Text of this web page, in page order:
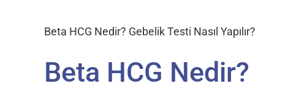
Beta HCG Nedir? Gebelik Testi Nasıl Yapılır?
Beta HCG Nedir?